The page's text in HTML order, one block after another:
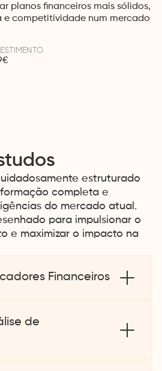
planos financeiros mais sólidos,
e competitividade num mercado
estruturado
completa e
do mercado atual.
para impulsionar o
e maximizar o impacto na
Financeiros
na análise de desempenho
como interpretar métricas
e endividamento
de